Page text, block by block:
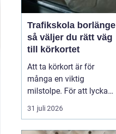
Trafikskola borlänge
så väljer du rätt väg
till körkortet
Att ta körkort är för
många en viktig
milstolpe. För att lyckas
på ett tryggt och
effektivt sätt spelar valet
31 juli 2026